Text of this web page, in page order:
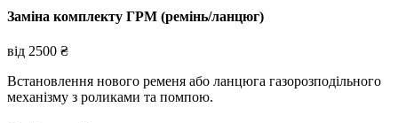
Заміна комплекту ГРМ (ремінь/ланцюг)
від 2500 ₴
Встановлення нового ременя або ланцюга газорозподільного
механізму з роликами та помпою.